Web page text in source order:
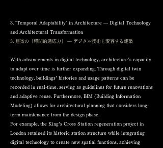
3. "Temporal Adaptability" in Architecture — Digital Technology
and Architectural Transformation
3. 建築の「時間的適応力」 ― デジタル技術と変容する建築
With advancements in digital technology, architecture’s capacity
to adapt over time is further expanding. Through digital twin
technology, buildings’ histories and usage patterns can be
recorded in real-time, serving as guidelines for future renovations
and adaptive reuse. Furthermore, BIM (Building Information
Modeling) allows for architectural planning that considers long-
term maintenance from the design phase.
For example, the King’s Cross Station regeneration project in
London retained its historic station structure while integrating
digital technology to create new spatial functions, achieving